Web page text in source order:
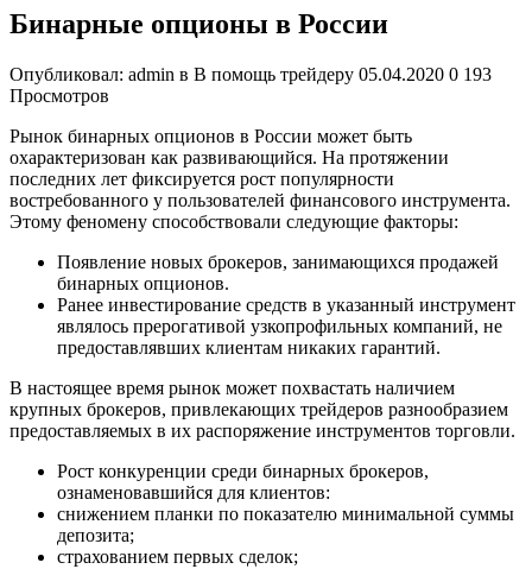
Бинарные опционы в России
Опубликовал: admin в В помощь трейдеру 05.04.2020 0 193
Просмотров
Рынок бинарных опционов в России может быть
охарактеризован как развивающийся. На протяжении
последних лет фиксируется рост популярности
востребованного у пользователей финансового инструмента.
Этому феномену способствовали следующие факторы:
Появление новых брокеров, занимающихся продажей
бинарных опционов.
Ранее инвестирование средств в указанный инструмент
являлось прерогативой узкопрофильных компаний, не
предоставлявших клиентам никаких гарантий.
В настоящее время рынок может похвастать наличием
крупных брокеров, привлекающих трейдеров разнообразием
предоставляемых в их распоряжение инструментов торговли.
Рост конкуренции среди бинарных брокеров,
ознаменовавшийся для клиентов:
снижением планки по показателю минимальной суммы
депозита;
страхованием первых сделок;